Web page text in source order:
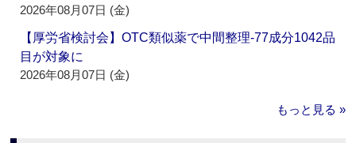
2026年08月07日 (金)
【厚労省検討会】OTC類似薬で中間整理‐77成分1042品
目が対象に
2026年08月07日 (金)
もっと見る »